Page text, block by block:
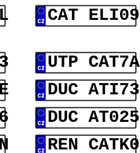
CAT ELI09
UTP CAT7A
DUC ATI73
DUC AT025
REN CATK0